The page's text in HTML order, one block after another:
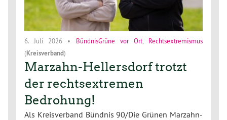
6. Juli 2026 • BündnisGrüne vor Ort, Rechtsextremismus
(Kreisverband)
Marzahn-Hellersdorf trotzt
der rechtsextremen
Bedrohung!
Als Kreisverband Bündnis 90/Die Grünen Marzahn-